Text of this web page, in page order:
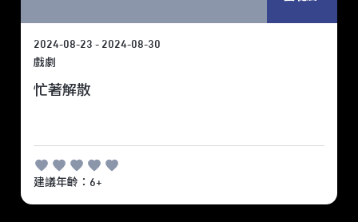
2024-08-23 - 2024-08-30
戲劇
忙著解散
建議年齡：6+